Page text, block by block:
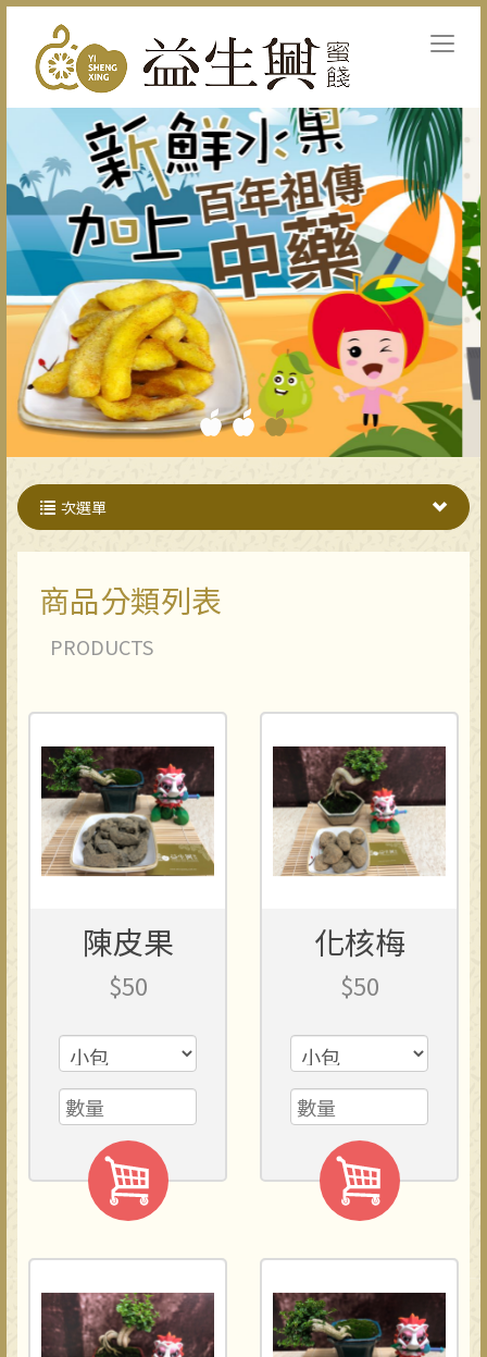
次選單
商品分類列表
PRODUCTS
陳皮果
$50
化核梅
$50